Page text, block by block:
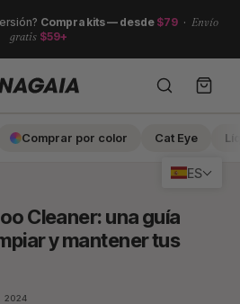
Compra kits — desde $79· Envío
gratis $59+
Search
Comprar por color Cat Eye
Cleaner: una guía
y mantener tus
2024
ES